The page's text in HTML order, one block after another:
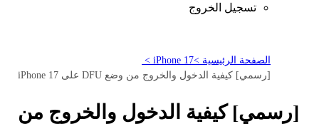
تسجيل الخروج
الصفحة الرئيسية >iPhone 17 >
[رسمي] كيفية الدخول والخروج من وضع DFU على iPhone 17
[رسمي] كيفية الدخول والخروج من